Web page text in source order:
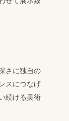
さに独自の
スにつなげ
続ける美術